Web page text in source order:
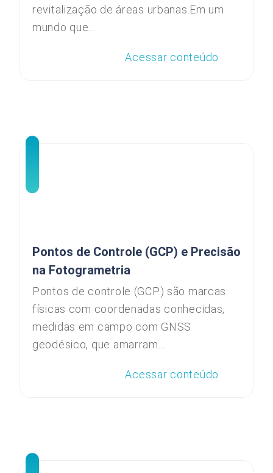
revitalização de áreas urbanas.Em um
mundo que...
Acessar conteúdo
Pontos de Controle (GCP) e Precisão
na Fotogrametria
Pontos de controle (GCP) são marcas
físicas com coordenadas conhecidas,
medidas em campo com GNSS
geodésico, que amarram...
Acessar conteúdo